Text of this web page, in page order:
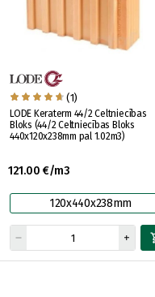
(1)
LODE Keraterm 44/2 Celtniecības
Bloks (44/2 Celtniecības Bloks
440x120x238mm pal 1.02m3)
121.00 €/m3
120x440x238mm